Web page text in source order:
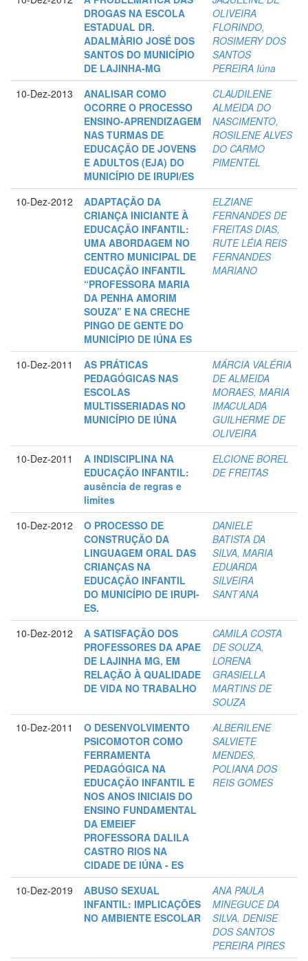
DROGAS NA ESCOLA
ESTADUAL DR.
ADALMÀRIO JOSÉ DOS
SANTOS DO MUNICÍPIO
DE LAJINHA-MG
OLIVEIRA
FLORINDO,
ROSIMERY DOS
SANTOS
PEREIRA Iúna
10-Dez-2013
ANALISAR COMO
OCORRE O PROCESSO
ENSINO-APRENDIZAGEM
NAS TURMAS DE
EDUCAÇÃO DE JOVENS
E ADULTOS (EJA) DO
MUNICÍPIO DE IRUPI/ES
CLAUDILENE
ALMEIDA DO
NASCIMENTO,
ROSILENE ALVES
DO CARMO
PIMENTEL
10-Dez-2012
ADAPTAÇÃO DA
CRIANÇA INICIANTE À
EDUCAÇÃO INFANTIL:
UMA ABORDAGEM NO
CENTRO MUNICIPAL DE
EDUCAÇÃO INFANTIL
“PROFESSORA MARIA
DA PENHA AMORIM
SOUZA” E NA CRECHE
PINGO DE GENTE DO
MUNICÍPIO DE IÚNA ES
ELZIANE
FERNANDES DE
FREITAS DIAS,
RUTE LÉIA REIS
FERNANDES
MARIANO
10-Dez-2011
AS PRÁTICAS
PEDAGÓGICAS NAS
ESCOLAS
MULTISSERIADAS NO
MUNICÍPIO DE IÚNA
MÁRCIA VALÉRIA
DE ALMEIDA
MORAES, MARIA
IMACULADA
GUILHERME DE
OLIVEIRA
10-Dez-2011
A INDISCIPLINA NA
EDUCAÇÃO INFANTIL:
ausência de regras e
limites
ELCIONE BOREL
DE FREITAS
10-Dez-2012
O PROCESSO DE
CONSTRUÇÃO DA
LINGUAGEM ORAL DAS
CRIANÇAS NA
EDUCAÇÃO INFANTIL
DO MUNICÍPIO DE IRUPI-
ES.
DANIELE
BATISTA DA
SILVA, MARIA
EDUARDA
SILVEIRA
SANT’ANA
10-Dez-2012
A SATISFAÇÃO DOS
PROFESSORES DA APAE
DE LAJINHA MG, EM
RELAÇÃO À QUALIDADE
DE VIDA NO TRABALHO
CAMILA COSTA
DE SOUZA,
LORENA
GRASIELLA
MARTINS DE
SOUZA
10-Dez-2011
O DESENVOLVIMENTO
PSICOMOTOR COMO
FERRAMENTA
PEDAGÓGICA NA
EDUCAÇÃO INFANTIL E
NOS ANOS INICIAIS DO
ENSINO FUNDAMENTAL
DA EMEIEF
PROFESSORA DALILA
CASTRO RIOS NA
CIDADE DE IÚNA - ES
ALBERILENE
SALVIETE
MENDES,
POLIANA DOS
REIS GOMES
10-Dez-2019
ABUSO SEXUAL
INFANTIL: IMPLICAÇÕES
NO AMBIENTE ESCOLAR
ANA PAULA
MINEGUCE DA
SILVA, DENISE
DOS SANTOS
PEREIRA PIRES